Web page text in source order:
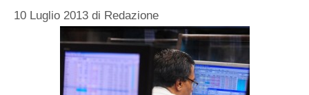
10 Luglio 2013 di Redazione